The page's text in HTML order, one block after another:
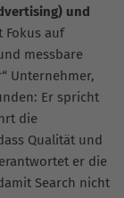
und
Fokus auf
messbare
Unternehmer,
Er spricht
die
Qualität und
er die
Search nicht